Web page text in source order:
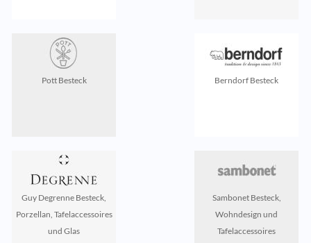
Pott Besteck Berndorf Besteck
Guy Degrenne Besteck,
Porzellan, Tafelaccessoires
und Glas
Sambonet Besteck,
Wohndesign und
Tafelaccessoires